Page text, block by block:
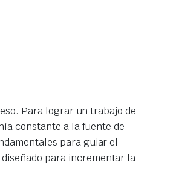
Para lograr un trabajo de
constante a la fuente de
para guiar el
para incrementar la